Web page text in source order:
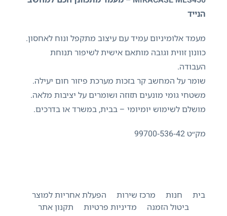
הנייד
מעמד אלומיניום עמיד עם עיצוב מתקפל ונוח לאחסון.
כוונון זווית וגובה מותאם אישית לשיפור תנוחת
העבודה.
שומר על המחשב קר בזכות מערכת פיזור חום יעילה.
משטחי גומי מונעים תזוזה ושומרים על יציבות מלאה.
מושלם לשימוש יומיומי – בבית, במשרד או בדרכים.
מק״ט 99700-536-42
בית חנות מרכז שירות
הפעלת אחריות למוצר
ביטול הזמנה
מדיניות פרטיות תקנון אתר